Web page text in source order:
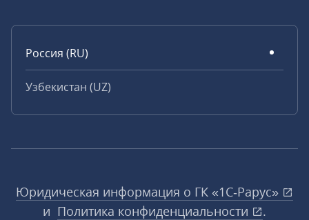
Россия (RU)
Узбекистан (UZ)
Юридическая информация о ГК «1С‑Рарус»
и Политика конфиденциальности
.